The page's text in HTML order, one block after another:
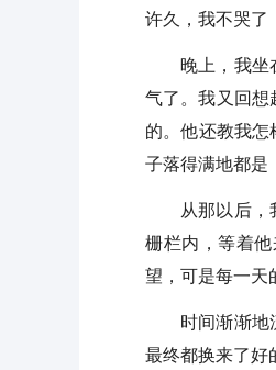
许久，我不哭了
晚上，我坐
气了。我又回想
的。他还教我
子落得满地都是
从那以后
栅栏内，等着
望，可是每一天
时间渐渐地
最终都换来了好